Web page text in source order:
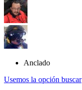
Anclado
Usemos la opción buscar